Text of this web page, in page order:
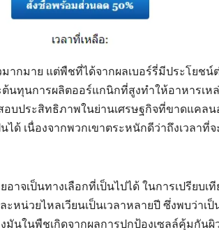
มากมาย แต่พืชที่ได้จากผลเบอร์รี่มีประโยช
ต้นทุนการผลิตออร์แกนิกที่สูงทำให้อาหารเ
บประสิทธิภาพในย่านเศรษฐกิจที่ขาดแคลน
ด้ เนื่องจากพวกเขาตระหนักดีว่าถึงเวลาที่
จเป็นทางเลือกที่เป็นไปได้ ในการเปรียบเที
หน่วยไหลเวียนเป็นเวลาหลายปี ซึ่งพบว่าเ
นในพืชเกิดจากผลการปกป้องเซลล์คุ้มกันผิ